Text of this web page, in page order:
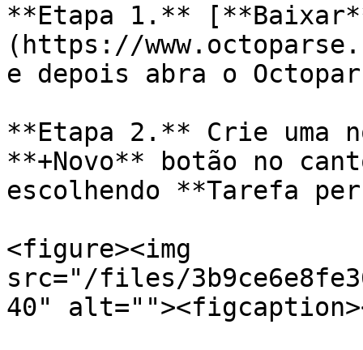
**Etapa 1.**
(https://
e depois abra o
**Etapa 2.** Crie uma
**+Novo** botão no
escolhendo **Tarefa
<figure><img
src="/files/
40"